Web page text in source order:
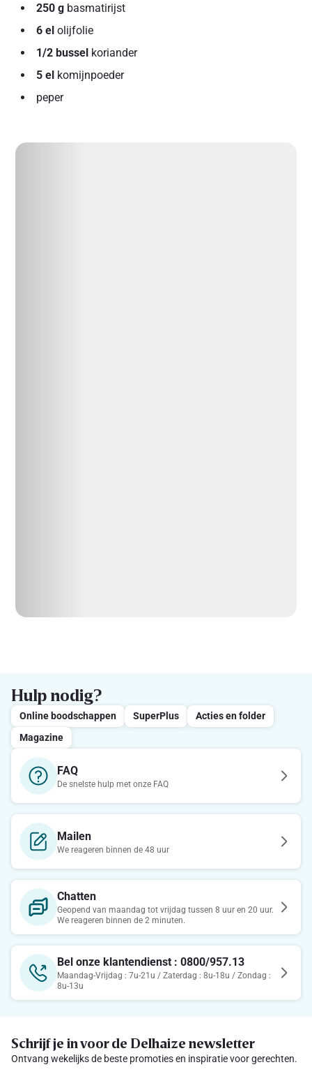
250 g basmatirijst
6 el olijfolie
1/2 bussel koriander
5 el komijnpoeder
peper
Hulp nodig?
Online boodschappen SuperPlus
Acties en folder
Magazine
FAQ
De snelste hulp met onze FAQ
Mailen
We reageren binnen de 48 uur
Chatten
Geopend van maandag tot vrijdag tussen 8 uur en 20 uur.
We reageren binnen de 2 minuten.
Bel onze klantendienst : 0800/957.13
Maandag-Vrijdag : 7u-21u / Zaterdag : 8u-18u / Zondag :
8u-13u
Schrijf je in voor de Delhaize newsletter
Ontvang wekelijks de beste promoties en inspiratie voor gerechten.